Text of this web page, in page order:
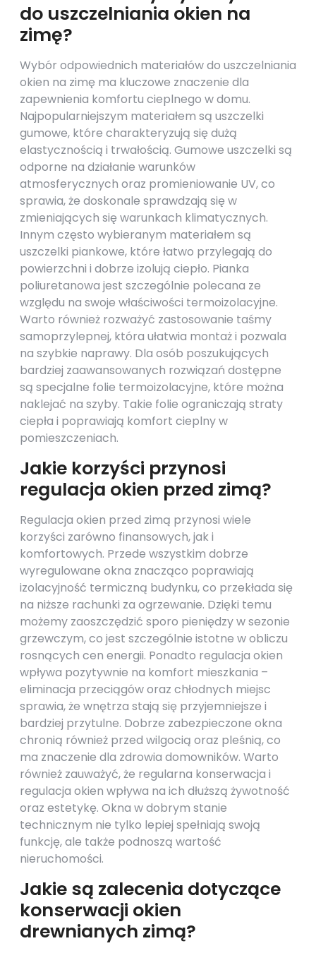
do uszczelniania okien na
zimę?
Wybór odpowiednich materiałów do uszczelniania
okien na zimę ma kluczowe znaczenie dla
zapewnienia komfortu cieplnego w domu.
Najpopularniejszym materiałem są uszczelki
gumowe, które charakteryzują się dużą
elastycznością i trwałością. Gumowe uszczelki są
odporne na działanie warunków
atmosferycznych oraz promieniowanie UV, co
sprawia, że doskonale sprawdzają się w
zmieniających się warunkach klimatycznych.
Innym często wybieranym materiałem są
uszczelki piankowe, które łatwo przylegają do
powierzchni i dobrze izolują ciepło. Pianka
poliuretanowa jest szczególnie polecana ze
względu na swoje właściwości termoizolacyjne.
Warto również rozważyć zastosowanie taśmy
samoprzylepnej, która ułatwia montaż i pozwala
na szybkie naprawy. Dla osób poszukujących
bardziej zaawansowanych rozwiązań dostępne
są specjalne folie termoizolacyjne, które można
naklejać na szyby. Takie folie ograniczają straty
ciepła i poprawiają komfort cieplny w
pomieszczeniach.
Jakie korzyści przynosi
regulacja okien przed zimą?
Regulacja okien przed zimą przynosi wiele
korzyści zarówno finansowych, jak i
komfortowych. Przede wszystkim dobrze
wyregulowane okna znacząco poprawiają
izolacyjność termiczną budynku, co przekłada się
na niższe rachunki za ogrzewanie. Dzięki temu
możemy zaoszczędzić sporo pieniędzy w sezonie
grzewczym, co jest szczególnie istotne w obliczu
rosnących cen energii. Ponadto regulacja okien
wpływa pozytywnie na komfort mieszkania –
eliminacja przeciągów oraz chłodnych miejsc
sprawia, że wnętrza stają się przyjemniejsze i
bardziej przytulne. Dobrze zabezpieczone okna
chronią również przed wilgocią oraz pleśnią, co
ma znaczenie dla zdrowia domowników. Warto
również zauważyć, że regularna konserwacja i
regulacja okien wpływa na ich dłuższą żywotność
oraz estetykę. Okna w dobrym stanie
technicznym nie tylko lepiej spełniają swoją
funkcję, ale także podnoszą wartość
nieruchomości.
Jakie są zalecenia dotyczące
konserwacji okien
drewnianych zimą?